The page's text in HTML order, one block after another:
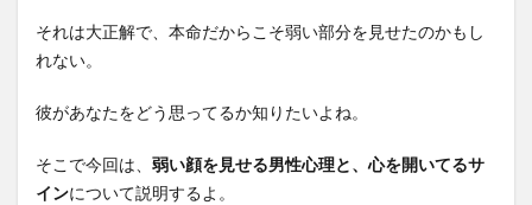
それは大正解で、本命だからこそ弱い部分を見せたのかもし
れない。
彼があなたをどう思ってるか知りたいよね。
そこで今回は、 弱い顔を見せる男性心理と、心を開いてるサ
インについて説明するよ。